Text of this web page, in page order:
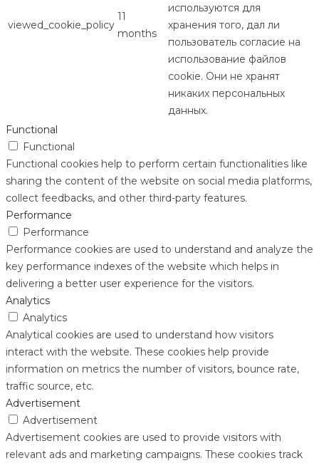
viewed_cookie_policy
11
months
используются для
хранения того, дал ли
пользователь согласие на
использование файлов
cookie. Они не хранят
никаких персональных
данных.
Functional
Functional
Functional cookies help to perform certain functionalities like
sharing the content of the website on social media platforms,
collect feedbacks, and other third-party features.
Performance
Performance
Performance cookies are used to understand and analyze the
key performance indexes of the website which helps in
delivering a better user experience for the visitors.
Analytics
Analytics
Analytical cookies are used to understand how visitors
interact with the website. These cookies help provide
information on metrics the number of visitors, bounce rate,
traffic source, etc.
Advertisement
Advertisement
Advertisement cookies are used to provide visitors with
relevant ads and marketing campaigns. These cookies track